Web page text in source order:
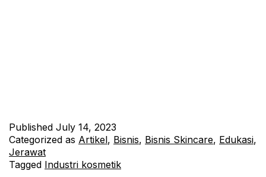
Published July 14, 2023
Categorized as Artikel, Bisnis, Bisnis Skincare, Edukasi,
Jerawat
Tagged Industri kosmetik